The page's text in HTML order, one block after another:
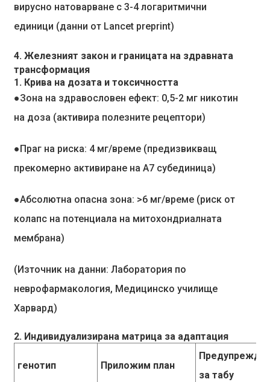
вирусно натоварване с 3-4 логаритмични
единици (данни от Lancet preprint)
4. Железният закон и границата на здравната
трансформация
1. Крива на дозата и токсичността
●Зона на здравословен ефект: 0,5-2 мг никотин
на доза (активира полезните рецептори)
●Праг на риска: 4 мг/време (предизвикващ
прекомерно активиране на A7 субединица)
●Абсолютна опасна зона: >6 мг/време (риск от
колапс на потенциала на митохондриалната
мембрана)
(Източник на данни: Лаборатория по
неврофармакология, Медицинско училище
Харвард)
2. Индивидуализирана матрица за адаптация
генотип Приложим план
за табу